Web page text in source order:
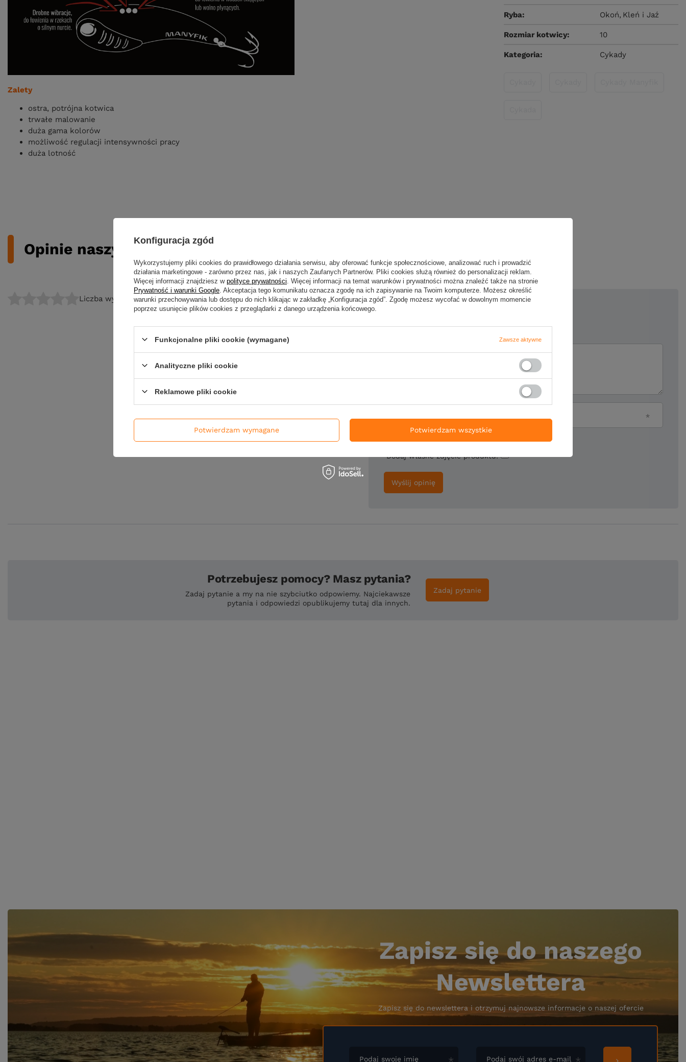
Ryba Okoń Kleń i Jaź
Rozmiar kotwicy 10
Kategoria Cykady
Zalety
ostra, potrójna kotwica
trwałe malowanie
duża gama kolorów
możliwość regulacji intensywności pracy
duża lotność
Opinie naszych klientów
Liczba wystawionych opinii: 0
5/5
Dodaj własne zdjęcie produktu:
Wyślij opinię
Potrzebujesz pomocy? Masz pytania?
Zadaj pytanie a my na nie szybciutko odpowiemy. Najciekawsze
pytania i odpowiedzi opublikujemy tutaj dla innych.
Zadaj pytanie
Zapisz się do naszego
Newslettera
Zapisz się do newslettera i otrzymuj najnowsze informacje o naszej ofercie
Podaj swoje imię Podaj swój adres e-mail
Konfiguracja zgód
Wykorzystujemy pliki cookies do prawidłowego działania serwisu, aby oferować funkcje społecznościowe, analizować ruch i prowadzić
działania marketingowe - zarówno przez nas, jak i naszych Zaufanych Partnerów. Pliki cookies służą również do personalizacji reklam.
Więcej informacji znajdziesz w polityce prywatności . Więcej informacji na temat warunków i prywatności można znaleźć także na stronie
Prywatność i warunki Google . Akceptacja tego komunikatu oznacza zgodę na ich zapisywanie na Twoim komputerze. Możesz określić
warunki przechowywania lub dostępu do nich klikając w zakładkę „Konfiguracja zgód”. Zgodę możesz wycofać w dowolnym momencie
poprzez usunięcie plików cookies z przeglądarki z danego urządzenia końcowego.
Funkcjonalne pliki cookie (wymagane) Zawsze aktywne
Analityczne pliki cookie
Reklamowe pliki cookie
Potwierdzam wymagane Potwierdzam wszystkie